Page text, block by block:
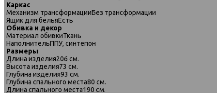
Каркас
Механизм трансформацииБез трансформации
Ящик для бельяЕсть
Обивка и декор
Материал обивкиТкань
НаполнительППУ, синтепон
Размеры
Длина изделия206 см.
Высота изделия73 см.
Глубина изделия93 см.
Глубина спального места80 см.
Длина спального места190 см.